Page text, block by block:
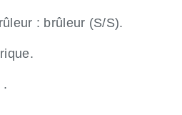
: brûleur (S/S).
.